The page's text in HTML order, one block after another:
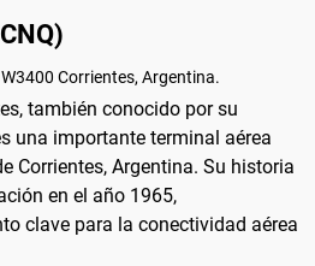
Corrientes, Argentina.
también conocido por su
una importante terminal aérea
Corrientes, Argentina. Su historia
en el año 1965,
clave para la conectividad aérea